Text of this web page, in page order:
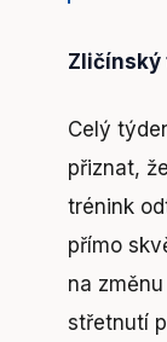
Zličínský
Celý
přiznat,
trénink
přímo
na
střetnutí